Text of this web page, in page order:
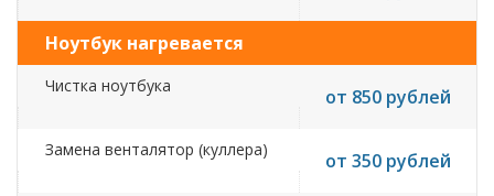
Ноутбук нагревается
Чистка ноутбука от 850 рублей
Замена венталятор (куллера) от 350 рублей